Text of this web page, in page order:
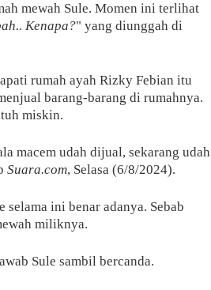
mewah Sule. Momen ini terlihat
Kenapa?" yang diunggah di
rumah ayah Rizky Febian itu
barang-barang di rumahnya.
miskin.
macem udah dijual, sekarang udah
Suara.com, Selasa (6/8/2024).
ini benar adanya. Sebab
miliknya.
Sule sambil bercanda.